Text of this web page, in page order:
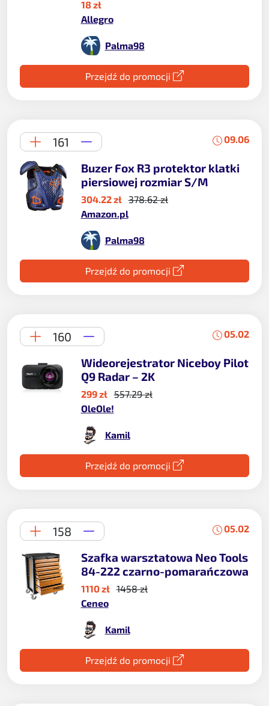
18 zł
Allegro
Palma98
Przejdź do promocji
161 09.06
Buzer Fox R3 protektor klatki
piersiowej rozmiar S/M
304.22 zł 378.62 zł
Amazon.pl
Palma98
Przejdź do promocji
160 05.02
Wideorejestrator Niceboy Pilot
Q9 Radar – 2K
299 zł 557.29 zł
OleOle!
Kamil
Przejdź do promocji
158 05.02
Szafka warsztatowa Neo Tools
84-222 czarno-pomarańczowa
1110 zł 1458 zł
Ceneo
Kamil
Przejdź do promocji